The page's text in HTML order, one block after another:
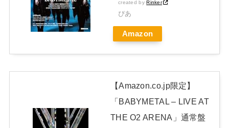
開封レビュー!
created byRinker
ぴあ
Amazon
【Amazon.co.jp限定】
「BABYMETAL – LIVE AT
THE O2 ARENA」通常盤